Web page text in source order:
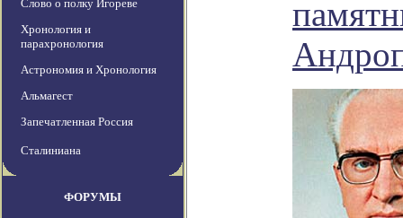
Слово о полку Игореве
Хронология и
парахронология
Астрономия и Хронология
Альмагест
Запечатленная Россия
Сталиниана
ФОРУМЫ